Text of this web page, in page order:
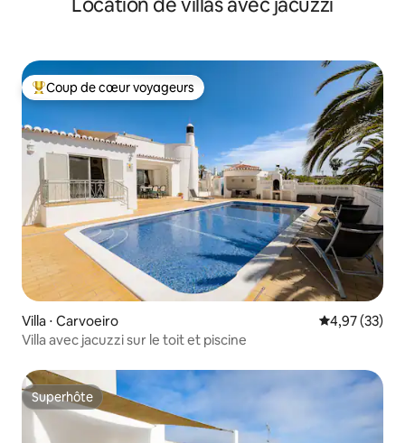
Coups de cœur voyageurs les plus appréciés
Coup de cœur voyageurs
Villa ⋅ Carvoeiro Évaluation
4,97 (33)
Villa avec jacuzzi sur le toit et piscine
Superhôte
Superhôte